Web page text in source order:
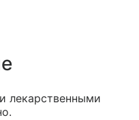
лекарственными